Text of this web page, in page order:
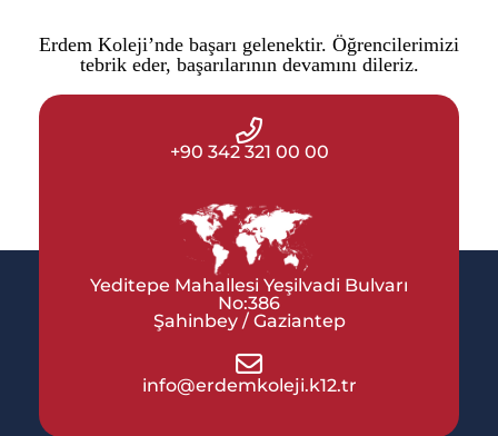
Erdem Koleji’nde başarı gelenektir. Öğrencilerimizi
tebrik eder, başarılarının devamını dileriz.
+90 342 321 00 00
Yeditepe Mahallesi Yeşilvadi Bulvarı
No:386
Şahinbey / Gaziantep
info@erdemkoleji.k12.tr